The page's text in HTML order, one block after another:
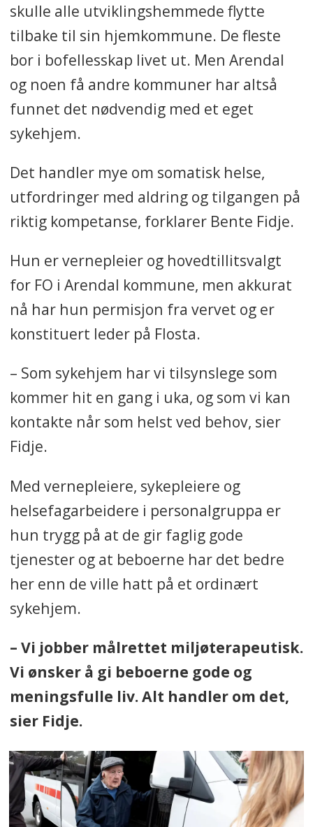
skulle alle utviklingshemmede flytte
tilbake til sin hjemkommune. De fleste
bor i bofellesskap livet ut. Men Arendal
og noen få andre kommuner har altså
funnet det nødvendig med et eget
sykehjem.
Det handler mye om somatisk helse,
utfordringer med aldring og tilgangen på
riktig kompetanse, forklarer Bente Fidje.
Hun er vernepleier og hovedtillitsvalgt
for FO i Arendal kommune, men akkurat
nå har hun permisjon fra vervet og er
konstituert leder på Flosta.
– Som sykehjem har vi tilsynslege som
kommer hit en gang i uka, og som vi kan
kontakte når som helst ved behov, sier
Fidje.
Med vernepleiere, sykepleiere og
helsefagarbeidere i personalgruppa er
hun trygg på at de gir faglig gode
tjenester og at beboerne har det bedre
her enn de ville hatt på et ordinært
sykehjem.
– Vi jobber målrettet miljøterapeutisk.
Vi ønsker å gi beboerne gode og
meningsfulle liv. Alt handler om det,
sier Fidje.